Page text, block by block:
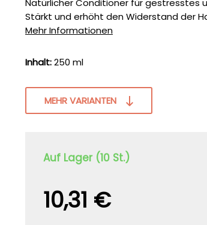
Natürlicher Conditioner für gestresstes
Stärkt und erhöht den Widerstand der
Mehr Informationen
Inhalt:250 ml
MEHR VARIANTEN
Auf Lager (10 St.)
10,31 €